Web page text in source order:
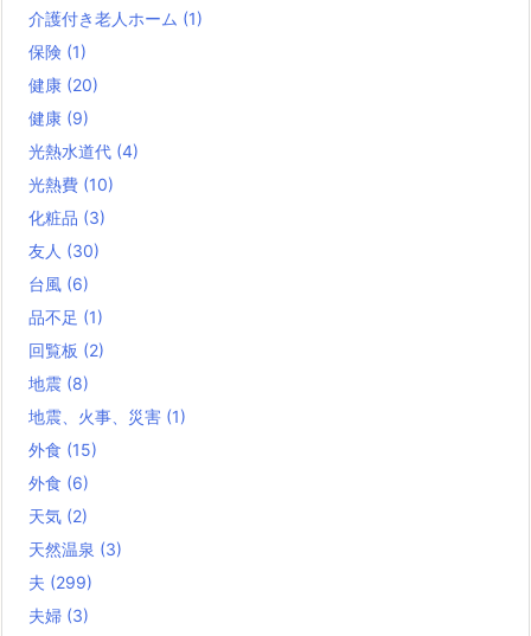
介護付き老人ホーム (1)
保険 (1)
健康 (20)
健康 (9)
光熱水道代 (4)
光熱費 (10)
化粧品 (3)
友人 (30)
台風 (6)
品不足 (1)
回覧板 (2)
地震 (8)
地震、火事、災害 (1)
外食 (15)
外食 (6)
天気 (2)
天然温泉 (3)
夫 (299)
夫婦 (3)